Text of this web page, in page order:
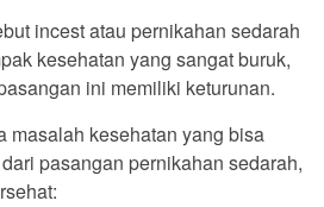
incest atau pernikahan sedarah
kesehatan yang sangat buruk,
ini memiliki keturunan.
masalah kesehatan yang bisa
pasangan pernikahan sedarah,